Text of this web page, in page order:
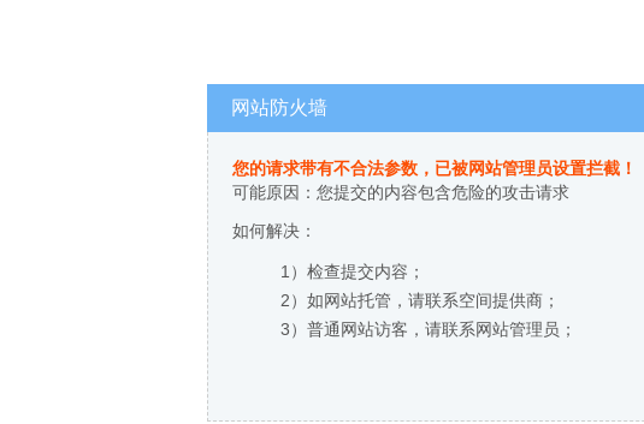
网站防火墙
您的请求带有不合法参数，已被网站管理员设置拦截！
可能原因：您提交的内容包含危险的攻击请求
如何解决：
1）检查提交内容；
2）如网站托管，请联系空间提供商；
3）普通网站访客，请联系网站管理员；